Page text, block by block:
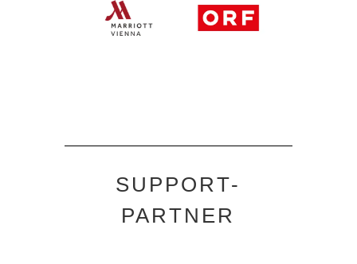
SUPPORT-
PARTNER